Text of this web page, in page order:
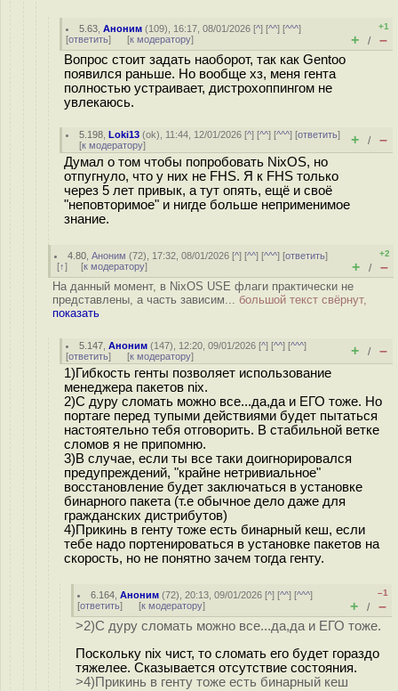
5.63 ,Аноним (109), 16:17, 08/01/2026 [^] [^^] [^^^]
[ответить] [к модератору]
+1
+ / –
Вопрос стоит задать наоборот, так как Gentoo
появился раньше. Но вообще хз, меня гента
полностью устраивает, дистрохоппингом не
увлекаюсь.
5.198 ,Loki13 (ok), 11:44, 12/01/2026 [^] [^^] [^^^] [ответить]
[к модератору] + / –
Думал о том чтобы попробовать NixOS, но
отпугнуло, что у них не FHS. Я к FHS только
через 5 лет привык, а тут опять, ещё и своё
"неповторимое" и нигде больше неприменимое
знание.
4.80 ,Аноним (72), 17:32, 08/01/2026 [^] [^^] [^^^] [ответить]
[↑] [к модератору]
+2
+ / –
На данный момент, в NixOS USE флаги практически не
представлены, а часть зависим... большой текст свёрнут,
показать
5.147 ,Аноним (147), 12:20, 09/01/2026 [^] [^^] [^^^]
[ответить] [к модератору] + / –
1)Гибкость генты позволяет использование
менеджера пакетов nix.
2)С дуру сломать можно все...да,да и ЕГО тоже. Но
портаге перед тупыми действиями будет пытаться
настоятельно тебя отговорить. В стабильной ветке
сломов я не припомню.
3)В случае, если ты все таки доигнорировался
предупреждений, "крайне нетривиальное"
восстановление будет заключаться в установке
бинарного пакета (т.е обычное дело даже для
гражданских дистрибутов)
4)Прикинь в генту тоже есть бинарный кеш, если
тебе надо портенироваться в установке пакетов на
скорость, но не понятно зачем тогда генту.
6.164 ,Аноним (72), 20:13, 09/01/2026 [^] [^^] [^^^]
[ответить] [к модератору]
–1
+ / –
>2)С дуру сломать можно все...да,да и ЕГО тоже.
Поскольку nix чист, то сломать его будет гораздо
тяжелее. Сказывается отсутствие состояния.
>4)Прикинь в генту тоже есть бинарный кеш